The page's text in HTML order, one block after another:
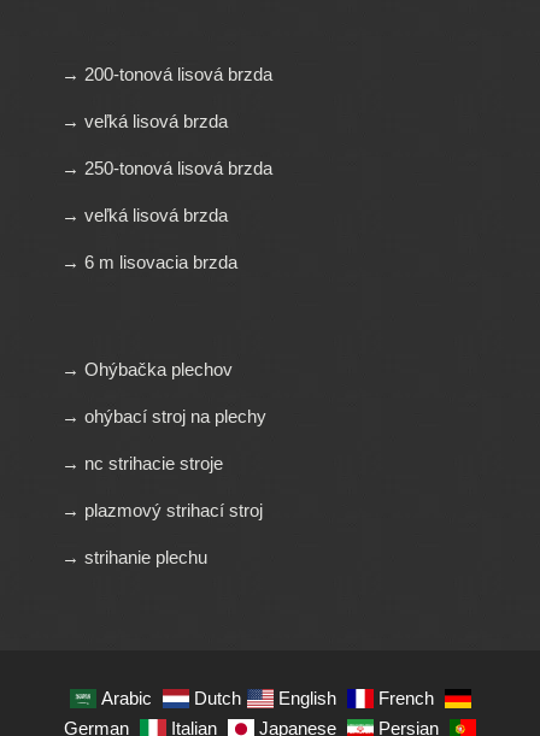
→ 200-tonová lisová brzda
→ veľká lisová brzda
→ 250-tonová lisová brzda
→ veľká lisová brzda
→ 6 m lisovacia brzda
→ Ohýbačka plechov
→ ohýbací stroj na plechy
→ nc strihacie stroje
→ plazmový strihací stroj
→ strihanie plechu
Arabic Dutch English
French
German
Italian Japanese Persian